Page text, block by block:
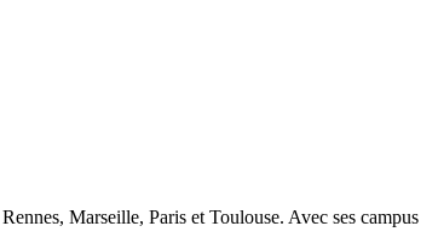
Marseille, Paris et Toulouse. Avec ses campus